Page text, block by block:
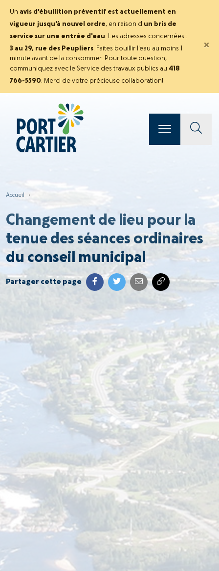
Un avis d'ébullition préventif est actuellement en
vigueur jusqu'à nouvel ordre, en raison d'un bris de
service sur une entrée d'eau. Les adresses concernées :
3 au 29, rue des Peupliers. Faites bouillir l'eau au moins 1
minute avant de la consommer. Pour toute question,
communiquez avec le Service des travaux publics au 418
766-5590. Merci de votre précieuse collaboration!
×
Accueil ›
Changement de lieu pour la
tenue des séances ordinaires
du conseil municipal
Partager cette page